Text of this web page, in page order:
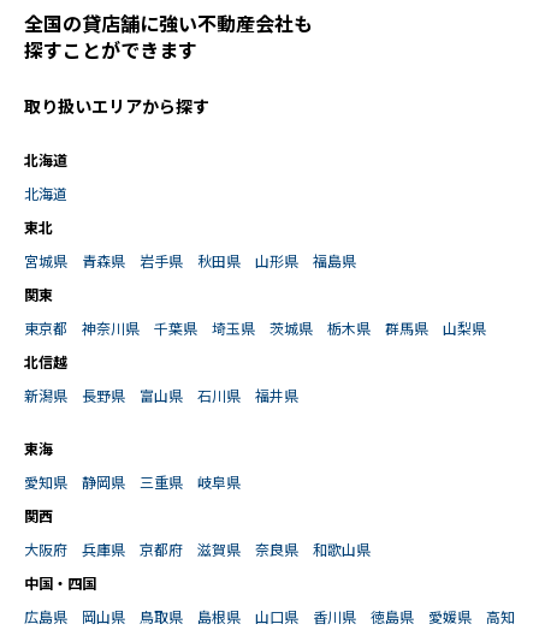
全国の貸店舗に強い不動産会社も
探すことができます
取り扱いエリアから探す
北海道
北海道
東北
宮城県
青森県 岩手県 秋田県 山形県
福島県
関東
東京都
神奈川県 千葉県 埼玉県 茨城県 栃木県 群馬県
山梨県
北信越
新潟県
長野県 富山県 石川県 福井県
東海
愛知県
静岡県 三重県
岐阜県
関西
大阪府
兵庫県 京都府 滋賀県 奈良県
和歌山県
中国・四国
広島県
岡山県 鳥取県 島根県 山口県 香川県 徳島県 愛媛県
高知